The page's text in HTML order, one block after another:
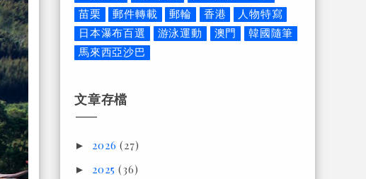
苗栗
郵件轉載 郵輪 香港
人物特寫
日本瀑布百選
游泳運動 澳門
韓國隨筆
馬來西亞沙巴
文章存檔
► 2026(27)
► 2025(36)